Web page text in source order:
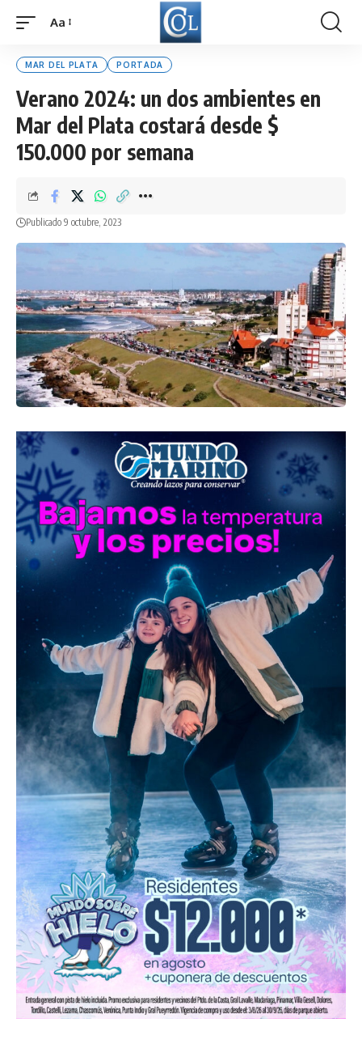
Font
Aa
MAR DEL PLATA PORTADA
Verano 2024: un dos ambientes en
Mar del Plata costará desde $
150.000 por semana
Publicado 9 octubre, 2023